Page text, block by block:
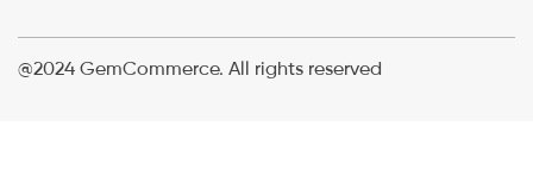
@2024 GemCommerce. All rights reserved